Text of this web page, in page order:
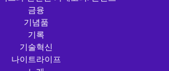
금융
기념품
기록
기술혁신
나이트라이프